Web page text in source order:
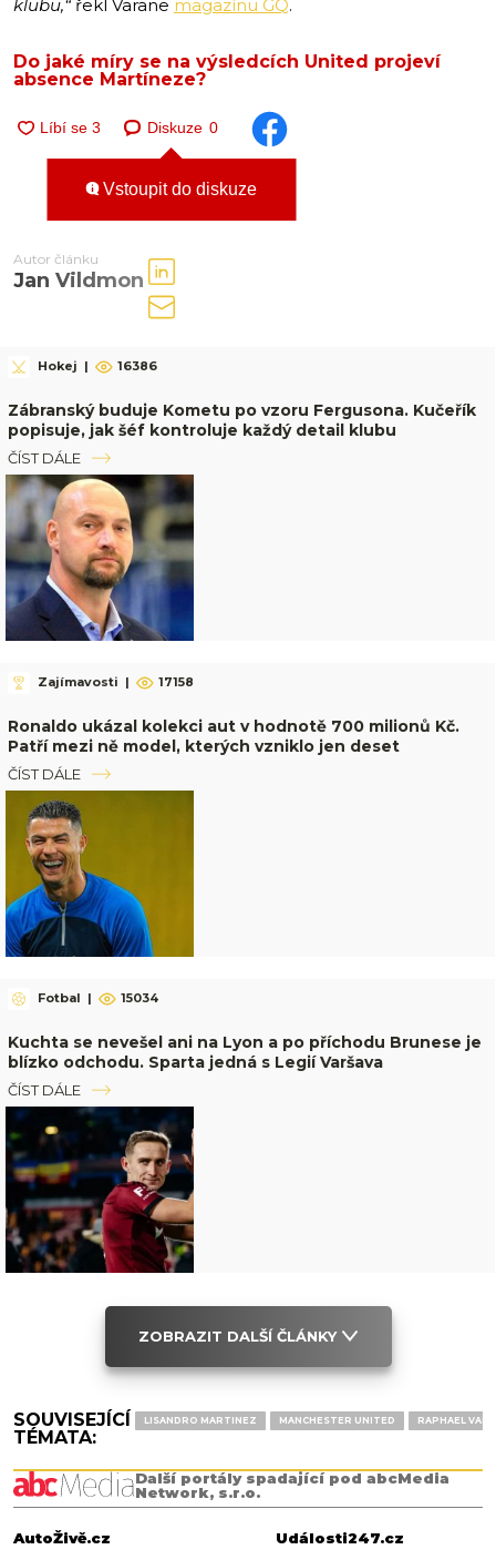
klubu,“ řekl Varane magazínu GQ.
Do jaké míry se na výsledcích United projeví
absence Martíneze?
Diskuze 0
Vstoupit do diskuze
Autor článku
Jan Vildmon
Hokej | 16386
Zábranský buduje Kometu po vzoru Fergusona. Kučeřík
popisuje, jak šéf kontroluje každý detail klubu
ČÍST DÁLE
Zajímavosti | 17158
Ronaldo ukázal kolekci aut v hodnotě 700 milionů Kč.
Patří mezi ně model, kterých vzniklo jen deset
ČÍST DÁLE
Fotbal | 15034
Kuchta se nevešel ani na Lyon a po příchodu Brunese je
blízko odchodu. Sparta jedná s Legií Varšava
ČÍST DÁLE
ZOBRAZIT DALŠÍ ČLÁNKY
SOUVISEJÍCÍ
TÉMATA:
LISANDRO MARTINEZ MANCHESTER UNITED RAPHAEL
Další portály spadající pod abcMedia
Network, s.r.o.
AutoŽivě.cz
Události247.cz